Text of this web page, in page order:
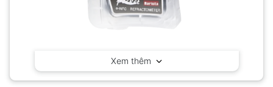
Máy đo độ ngọt Cafe – Cà Phê Atago PAL-COFFEE
(Brix)
Xem thêm